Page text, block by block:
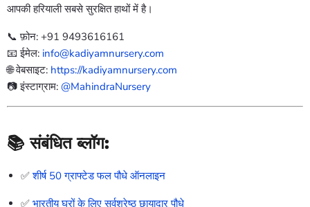
आपकी हरियाली सबसे सुरक्षित हाथों में है।
📞 फ़ोन: +91 9493616161
📧 ईमेल: info@kadiyamnursery.com
🌐 वेबसाइट: https://kadiyamnursery.com
📷 इंस्टाग्राम: @MahindraNursery
📚 संबंधित ब्लॉग:
✅शीर्ष 50 ग्राफ्टेड फल पौधे ऑनलाइन
✅ भारतीय घरों के लिए सर्वश्रेष्ठ छायादार पौधे